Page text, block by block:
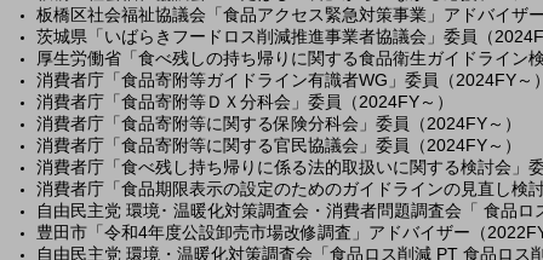
板橋区社会福祉協議会「食品アクセス緊急対策事業」アドバイザ
茨城県「いばらきフードロス削減推進事業者協議会」委員（
厚生労働省「食べ残しの持ち帰りに関する食品衛生ガイドライン
消費者庁「食品寄附等ガイドライン有識者WG」委員（2024FY～
消費者庁「食品寄附等ＤＸ分科会」委員（2024FY～）
消費者庁「食品寄附等に関する保険分科会」委員（2024FY～）
消費者庁「食品寄附等に関する官民協議会」委員（2024FY～）
消費者庁「食べ残し持ち帰りに係る法的取扱いに関する検討会」
消費者庁「食品期限表示の設定のためのガイドラインの見直し検
自由民主党 環境･ 温暖化対策調査会・消費者問題調査会「 食品
豊田市「令和4年度公設卸売市場改修調査」アドバイザー（
自由民主党 環境・温暖化対策調査会「食品ロス削減 PT 食品ロ